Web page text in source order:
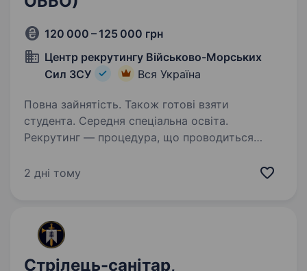
120 000 – 125 000 грн
Центр рекрутингу Військово-Морських
Сил ЗСУ
Вся Україна
Повна зайнятість. Також готові взяти
студента. Середня спеціальна освіта.
Рекрутинг — процедура, що проводиться
контракт зараз — це надасть вам можливість
Заробітна…
2 дні тому
Стрілець-санітар,